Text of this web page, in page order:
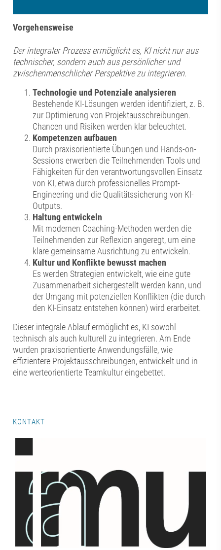
Vorgehensweise
Der integraler Prozess ermöglicht es, KI nicht nur aus
technischer, sondern auch aus persönlicher und
zwischenmenschlicher Perspektive zu integrieren.
Technologie und Potenziale analysieren
Bestehende KI-Lösungen werden identifiziert, z. B.
zur Optimierung von Projektausschreibungen.
Chancen und Risiken werden klar beleuchtet.
Kompetenzen aufbauen
Durch praxisorientierte Übungen und Hands-on-
Sessions erwerben die Teilnehmenden Tools und
Fähigkeiten für den verantwortungsvollen Einsatz
von KI, etwa durch professionelles Prompt-
Engineering und die Qualitätssicherung von KI-
Outputs.
Haltung entwickeln
Mit modernen Coaching-Methoden werden die
Teilnehmenden zur Reflexion angeregt, um eine
klare gemeinsame Ausrichtung zu entwickeln.
Kultur und Konflikte bewusst machen
Es werden Strategien entwickelt, wie eine gute
Zusammenarbeit sichergestellt werden kann, und
der Umgang mit potenziellen Konflikten (die durch
den KI-Einsatz entstehen können) wird erarbeitet.
Dieser integrale Ablauf ermöglicht es, KI sowohl
technisch als auch kulturell zu integrieren. Am Ende
wurden praxisorientierte Anwendungsfälle, wie
effizientere Projektausschreibungen, entwickelt und in
eine werteorientierte Teamkultur eingebettet.
KONTAKT